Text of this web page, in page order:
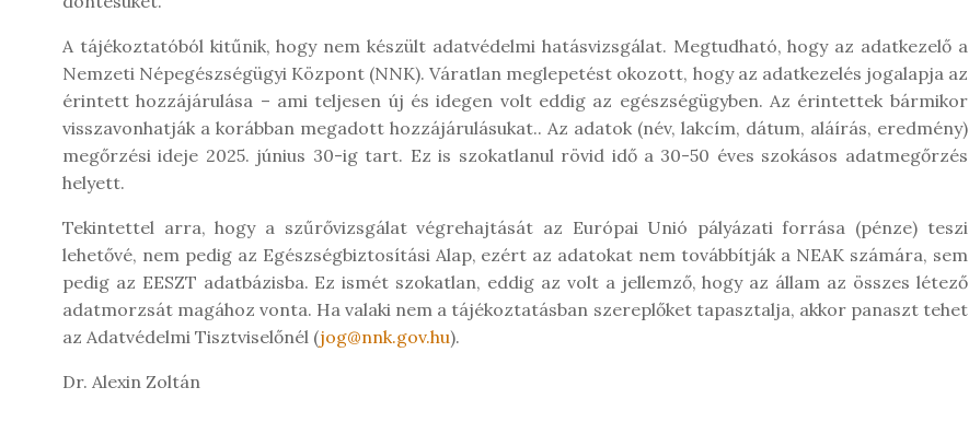
A tájékoztatóból kitűnik, hogy nem készült adatvédelmi hatásvizsgálat. Megtudható, hogy az adatkezelő a
Nemzeti Népegészségügyi Központ (NNK). Váratlan meglepetést okozott, hogy az adatkezelés jogalapja az
érintett hozzájárulása – ami teljesen új és idegen volt eddig az egészségügyben. Az érintettek bármikor
visszavonhatják a korábban megadott hozzájárulásukat.. Az adatok (név, lakcím, dátum, aláírás, eredmény)
megőrzési ideje 2025. június 30-ig tart. Ez is szokatlanul rövid idő a 30-50 éves szokásos adatmegőrzés
helyett.
Tekintettel arra, hogy a szűrővizsgálat végrehajtását az Európai Unió pályázati forrása (pénze) teszi
lehetővé, nem pedig az Egészségbiztosítási Alap, ezért az adatokat nem továbbítják a NEAK számára, sem
pedig az EESZT adatbázisba. Ez ismét szokatlan, eddig az volt a jellemző, hogy az állam az összes létező
adatmorzsát magához vonta. Ha valaki nem a tájékoztatásban szereplőket tapasztalja, akkor panaszt tehet
az Adatvédelmi Tisztviselőnél (jog@nnk.gov.hu).
Dr. Alexin Zoltán